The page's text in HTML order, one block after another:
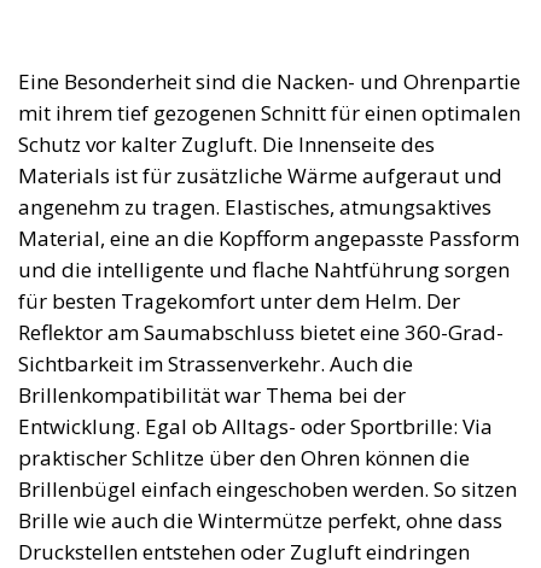
Eine Besonderheit sind die Nacken- und Ohrenpartie
mit ihrem tief gezogenen Schnitt für einen optimalen
Schutz vor kalter Zugluft. Die Innenseite des
Materials ist für zusätzliche Wärme aufgeraut und
angenehm zu tragen. Elastisches, atmungsaktives
Material, eine an die Kopfform angepasste Passform
und die intelligente und flache Nahtführung sorgen
für besten Tragekomfort unter dem Helm. Der
Reflektor am Saumabschluss bietet eine 360-Grad-
Sichtbarkeit im Strassenverkehr. Auch die
Brillenkompatibilität war Thema bei der
Entwicklung. Egal ob Alltags- oder Sportbrille: Via
praktischer Schlitze über den Ohren können die
Brillenbügel einfach eingeschoben werden. So sitzen
Brille wie auch die Wintermütze perfekt, ohne dass
Druckstellen entstehen oder Zugluft eindringen